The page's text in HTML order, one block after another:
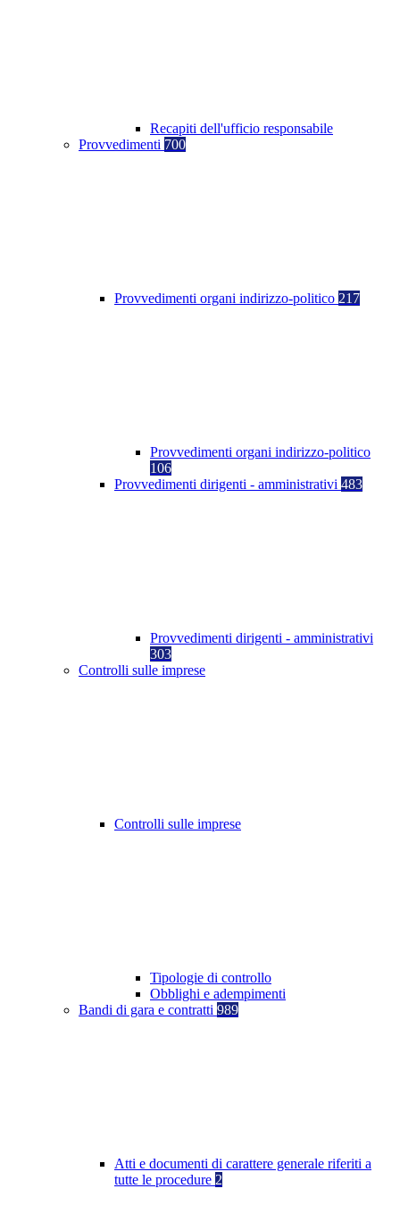
Recapiti dell'ufficio responsabile
Provvedimenti 700
Provvedimenti organi indirizzo-politico 217
Provvedimenti organi indirizzo-politico
106
Provvedimenti dirigenti - amministrativi 483
Provvedimenti dirigenti - amministrativi
303
Controlli sulle imprese
Controlli sulle imprese
Tipologie di controllo
Obblighi e adempimenti
Bandi di gara e contratti 989
Atti e documenti di carattere generale riferiti a
tutte le procedure 2